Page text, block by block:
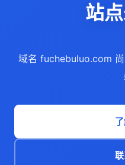
站
域名 fuchebuluo.com